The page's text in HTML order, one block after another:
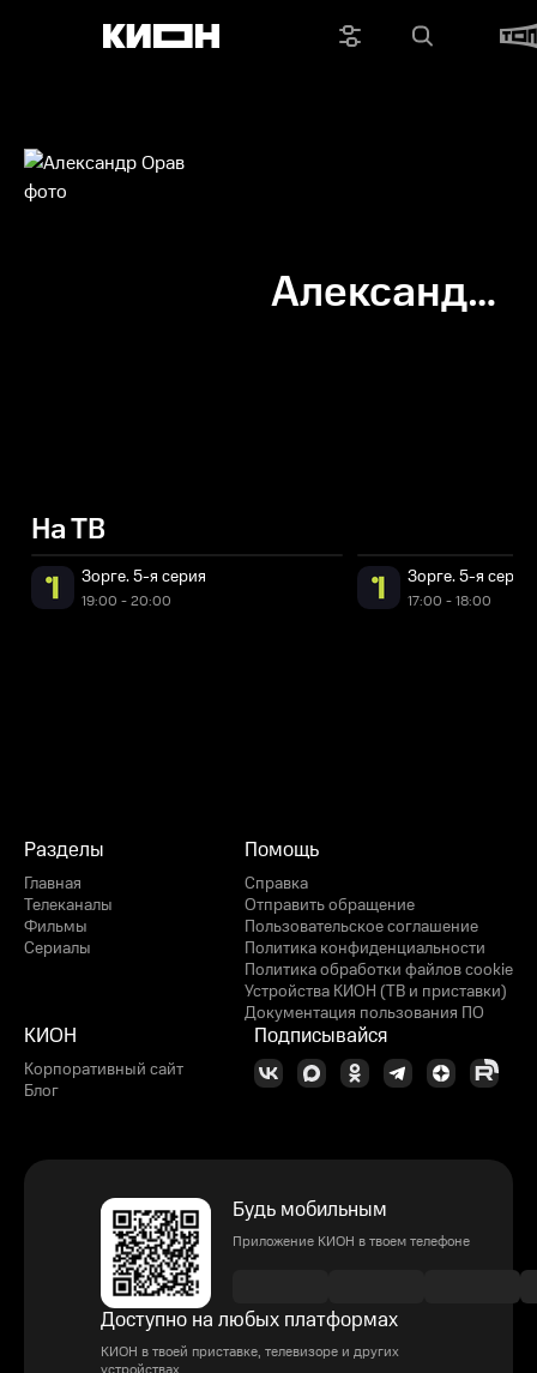
Александр
На ТВ
Зорге. 5-я серия
19:00 - 20:00
Зорге. 5-я серия
17:00 - 18:00
Разделы
Главная
Телеканалы
Фильмы
Сериалы
Помощь
Справка
Отправить обращение
Пользовательское соглашение
Политика конфиденциальности
Политика обработки файлов cookie
Устройства КИОН (ТВ и приставки)
Документация пользования ПО
КИОН
Корпоративный сайт
Блог
Подписывайся
Будь мобильным
Приложение КИОН в твоем телефоне
Доступно на любых платформах
КИОН в твоей приставке, телевизоре и других